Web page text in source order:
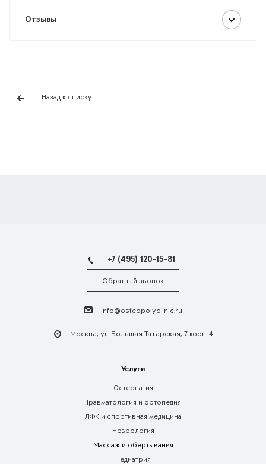
Отзывы
Назад к списку
+7 (495) 120-15-81
Обратный звонок
info@osteopolyclinic.ru
Москва, ул. Большая Татарская, 7 корп. 4
Услуги
Остеопатия
Травматология и ортопедия
ЛФК и спортивная медицина
Неврология
Массаж и обертывания
Педиатрия